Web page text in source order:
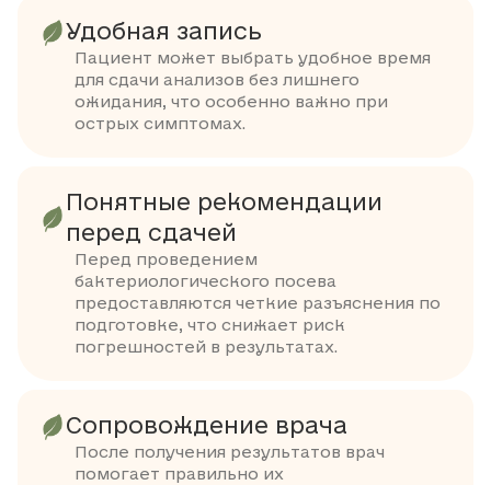
Удобная запись
Пациент может выбрать удобное время
для сдачи анализов без лишнего
ожидания, что особенно важно при
острых симптомах.
Понятные рекомендации
перед сдачей
Перед проведением
бактериологического посева
предоставляются четкие разъяснения по
подготовке, что снижает риск
погрешностей в результатах.
Сопровождение врача
После получения результатов врач
помогает правильно их